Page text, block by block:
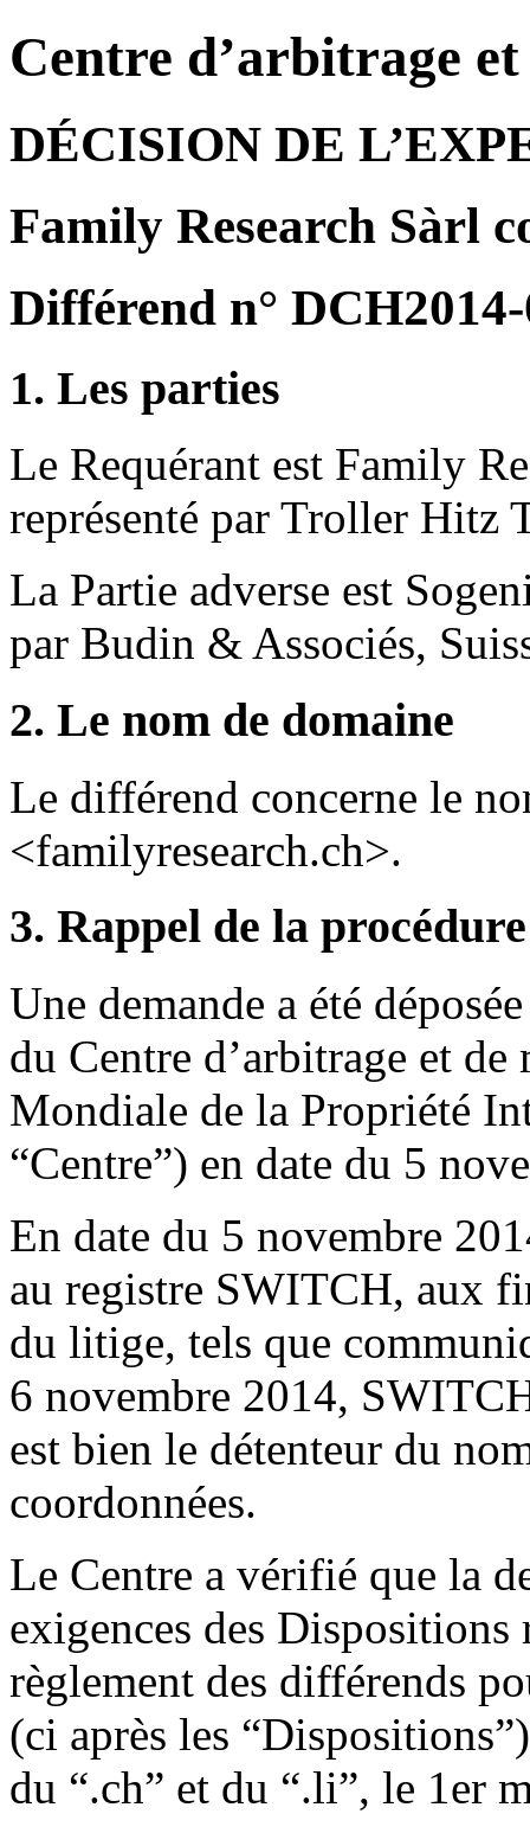
Centre d’arbitrage
DÉCISION DE
Family Research Sàrl
Différend n°
1. Les parties
Le Requérant est Family
représenté par Troller Hitz
La Partie adverse est
par Budin & Associés,
2. Le nom de domaine
Le différend concerne le
<familyresearch.ch>.
3. Rappel de la procédure
Une demande a été
du Centre d’arbitrage et
Mondiale de la Propriété
“Centre”) en date du 5
En date du 5 novembre
au registre SWITCH, aux
du litige, tels que
6 novembre 2014,
est bien le détenteur du
coordonnées.
Le Centre a vérifié que la
exigences des
règlement des différends
(ci après les
du “.ch” et du “.li”, le 1er